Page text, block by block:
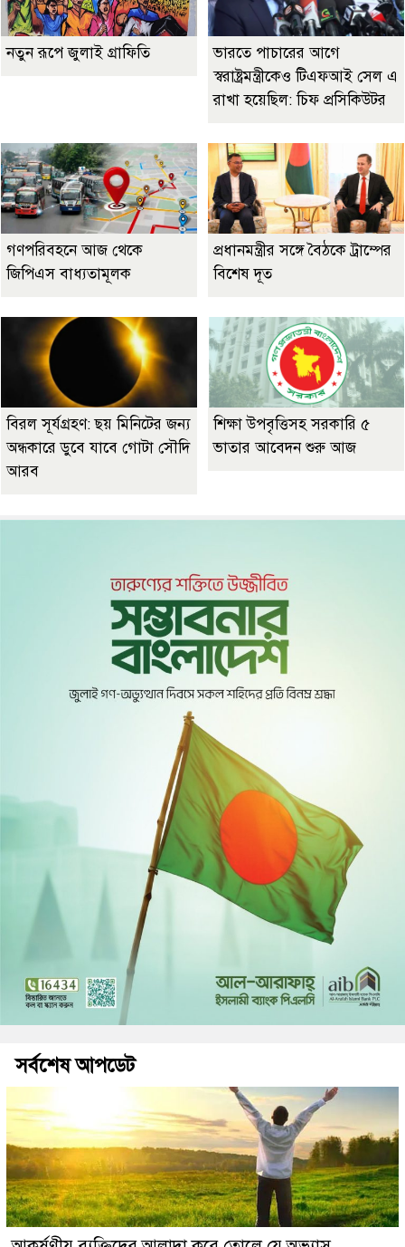
নতুন রূপে জুলাই গ্রাফিতি
ভারতে পাচারের আগে
স্বরাষ্ট্রমন্ত্রীকেও টিএফআই সেল এ
রাখা হয়েছিল: চিফ প্রসিকিউটর
গণপরিবহনে আজ থেকে
জিপিএস বাধ্যতামূলক
প্রধানমন্ত্রীর সঙ্গে বৈঠকে ট্রাম্পের
বিশেষ দূত
বিরল সূর্যগ্রহণ: ছয় মিনিটের জন্য
অন্ধকারে ডুবে যাবে গোটা সৌদি
আরব
শিক্ষা উপবৃত্তিসহ সরকারি ৫
ভাতার আবেদন শুরু আজ
সর্বশেষ আপডেট